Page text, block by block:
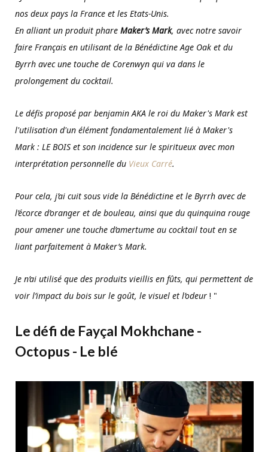
nos deux pays la France et les Etats-Unis.
En alliant un produit phare Maker’s Mark, avec notre savoir
faire Français en utilisant de la Bénédictine Age Oak et du
Byrrh avec une touche de Corenwyn qui va dans le
prolongement du cocktail.
Le défis proposé par benjamin AKA le roi du Maker's Mark est
l'utilisation d'un élément fondamentalement lié à Maker's
Mark : LE BOIS et son incidence sur le spiritueux avec mon
interprétation personnelle du Vieux Carré.
Pour cela, j’ai cuit sous vide la Bénédictine et le Byrrh avec de
l’écorce d’oranger et de bouleau, ainsi que du quinquina rouge
pour amener une touche d’amertume au cocktail tout en se
liant parfaitement à Maker’s Mark.
Je n’ai utilisé que des produits vieillis en fûts, qui permettent de
voir l’impact du bois sur le goût, le visuel et l’odeur ! "
Le défi de Fayçal Mokhchane -
Octopus - Le blé